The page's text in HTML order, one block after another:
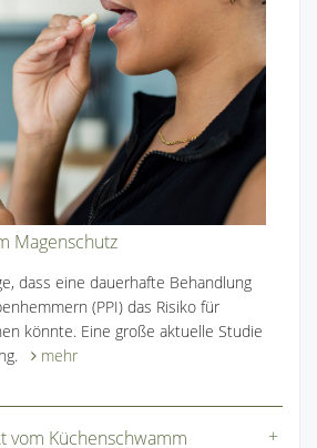
Magenschutz
dass eine dauerhafte Behandlung
(PPI) das Risiko für
könnte. Eine große aktuelle Studie
mehr
vom Küchenschwamm